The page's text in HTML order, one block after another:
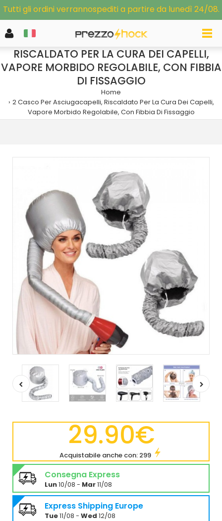
Tutti gli ordini verrannospediti a partire da lunedì 24/08.
2 CASCO PER ASCIUGACAPELLI,
RISCALDATO PER LA CURA DEI CAPELLI,
VAPORE MORBIDO REGOLABILE, CON FIBBIA
DI FISSAGGIO
Home
2 Casco Per Asciugacapelli, Riscaldato Per La Cura Dei Capelli,
Vapore Morbido Regolabile, Con Fibbia Di Fissaggio
29.90€
Acquistabile anche con: 299
Consegna Express
Lun10/08 - Mar11/08
Express Shipping Europe
Tue11/08 - Wed 12/08